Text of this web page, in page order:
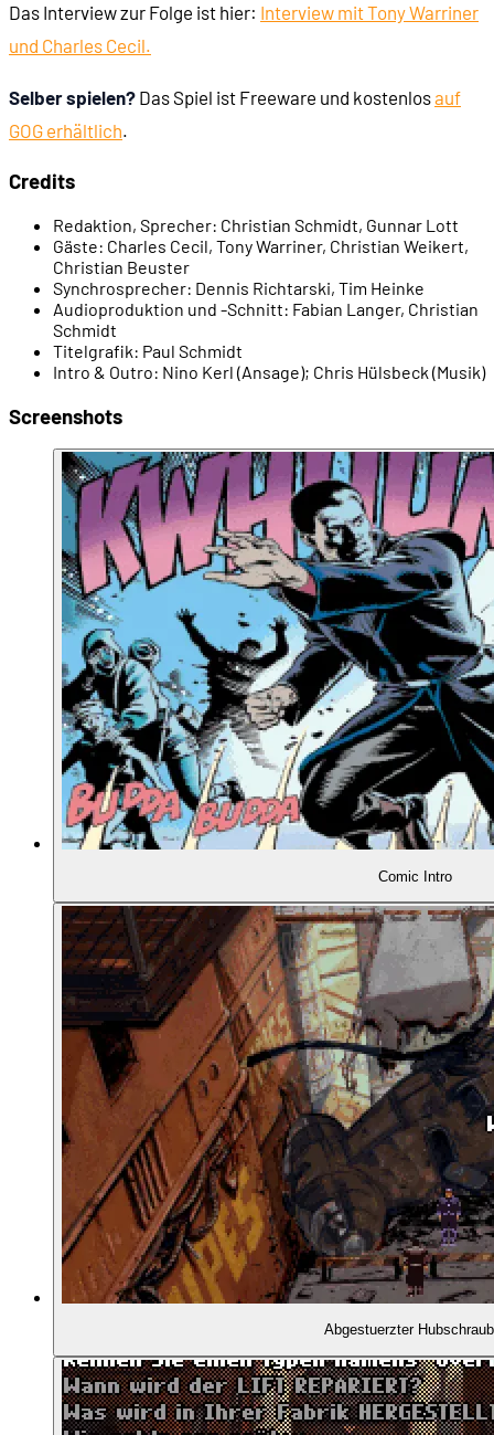
00:23:49 - Blick durchs Fenster
00:25:15 - Anweisung an Joey
00:25:52 - Das Ende des Androiden
00:26:23 RÄTSELDESIGN
00:27:54
00:30:19 - Katze, Hund ... aber warum?
00:32:31 - Timing-Rätsel
00:34:03 - Anker bei Anker
00:35:37 - Was die Hundekekse bewirken
00:37:52 - Adventure-Pragmatismus
00:39:36 SETTING, TON UND HUMOR
00:42:56 - ... und ihr überraschender Tod
00:44:19 - Halbgare Gesellschaftskritik
00:46:05 - Eine skurrile Gerichtsverhandlung
00:47:16 - Heitere Dystopie
00:49:21 - Unangenehmer Voyeurismus
00:49:47 - Roberts Bärchenpulli
00:52:51 - Gelungene Szene: Robert wird gefilzt
Das Interview zur Folge ist hier: Interview mit Tony Warriner
und Charles Cecil.
Selber spielen? Das Spiel ist Freeware und kostenlosauf
GOG erhältlich.
Credits
Redaktion, Sprecher: Christian Schmidt, Gunnar Lott
Gäste: Charles Cecil, Tony Warriner, Christian Weikert,
Christian Beuster
Synchrosprecher: Dennis Richtarski, Tim Heinke
Audioproduktion und -Schnitt: Fabian Langer, Christian
Schmidt
Titelgrafik: Paul Schmidt
Intro & Outro: Nino Kerl (Ansage); Chris Hülsbeck (Musik)
Screenshots
Comic Intro
Abgestuerzter